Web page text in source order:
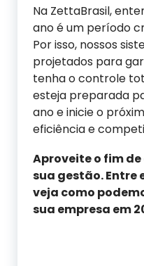
Na ZettaBrasil,
ano é um período
Por isso, nossos
projetados para
tenha o controle
esteja preparada
ano e inicie o
eficiência e
Aproveite o fim
sua gestão. Entre
veja como
sua empresa em